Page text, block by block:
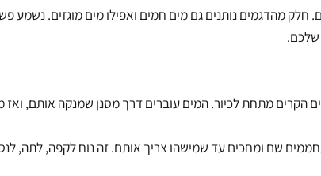
נותנים גם מים חמים ואפילו מים מוגזים. נשמע
לכיור. המים עוברים דרך מסנן שמנקה אותם, ואז
שם ומחכים עד שמישהו צריך אותם. זה נוח לקפה, לתה, לנס,